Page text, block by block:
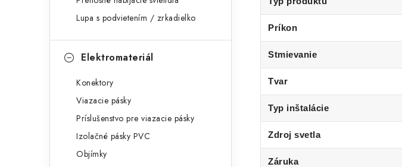
Lupa s podvietením / zrkadielko
Elektromateriál
Konektory
Viazacie pásky
Príslušenstvo pre viazacie pásky
Izolačné pásky PVC
Objímky
Príkon
Stmievanie
Tvar
Typ inštalácie
Zdroj svetla
Záruka